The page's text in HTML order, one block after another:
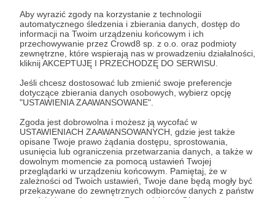
Aby wyrazić zgody na korzystanie z technologii
automatycznego śledzenia i zbierania danych, dostęp do
informacji na Twoim urządzeniu końcowym i ich
przechowywanie przez Crowd8 sp. z o.o. oraz podmioty
zewnętrzne, które wspierają nas w prowadzeniu działalności,
kliknij AKCEPTUJĘ I PRZECHODZĘ DO SERWISU.
Jeśli chcesz dostosować lub zmienić swoje preferencje
dotyczące zbierania danych osobowych, wybierz opcję
"USTAWIENIA ZAAWANSOWANE".
Zgoda jest dobrowolna i możesz ją wycofać w
USTAWIENIACH ZAAWANSOWANYCH, gdzie jest także
opisane Twoje prawo żądania dostępu, sprostowania,
usunięcia lub ograniczenia przetwarzania danych, a także w
dowolnym momencie za pomocą ustawień Twojej
przeglądarki w urządzeniu końcowym. Pamiętaj, że w
zależności od Twoich ustawień, Twoje dane będą mogły być
przekazywane do zewnętrznych odbiorców danych z państw
Dołącz do grona Patronów!
Wesprzyj działalność AutoraGospoda RPGjuż teraz!